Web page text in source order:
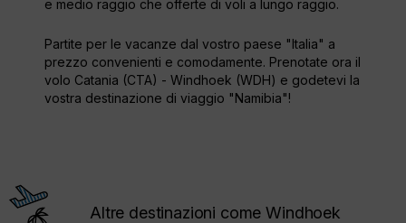
e medio raggio che offerte di voli a lungo raggio.
Partite per le vacanze dal vostro paese "Italia" a
prezzo convenienti e comodamente. Prenotate ora il
volo Catania (CTA) - Windhoek (WDH) e godetevi la
vostra destinazione di viaggio "Namibia"!
Altre destinazioni come Windhoek